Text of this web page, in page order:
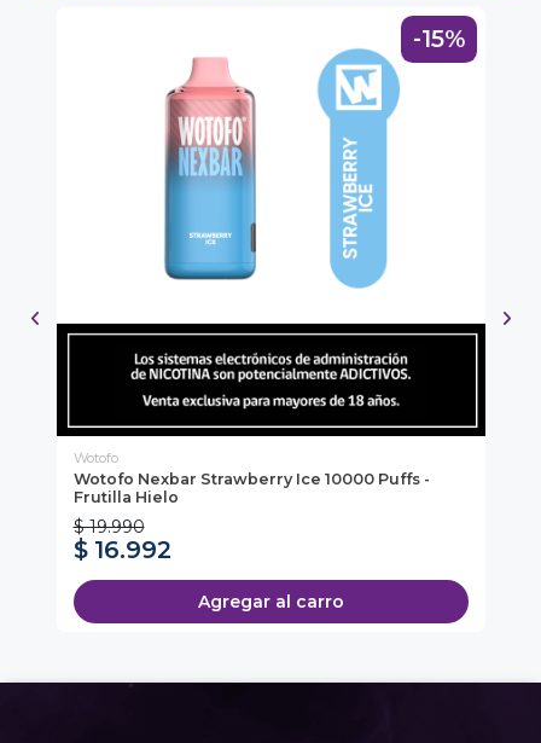
-15%
Wotofo
Wotofo Nexbar Strawberry Ice 10000 Puffs -
Frutilla Hielo
$ 19.990
$ 16.992
Agregar al carro